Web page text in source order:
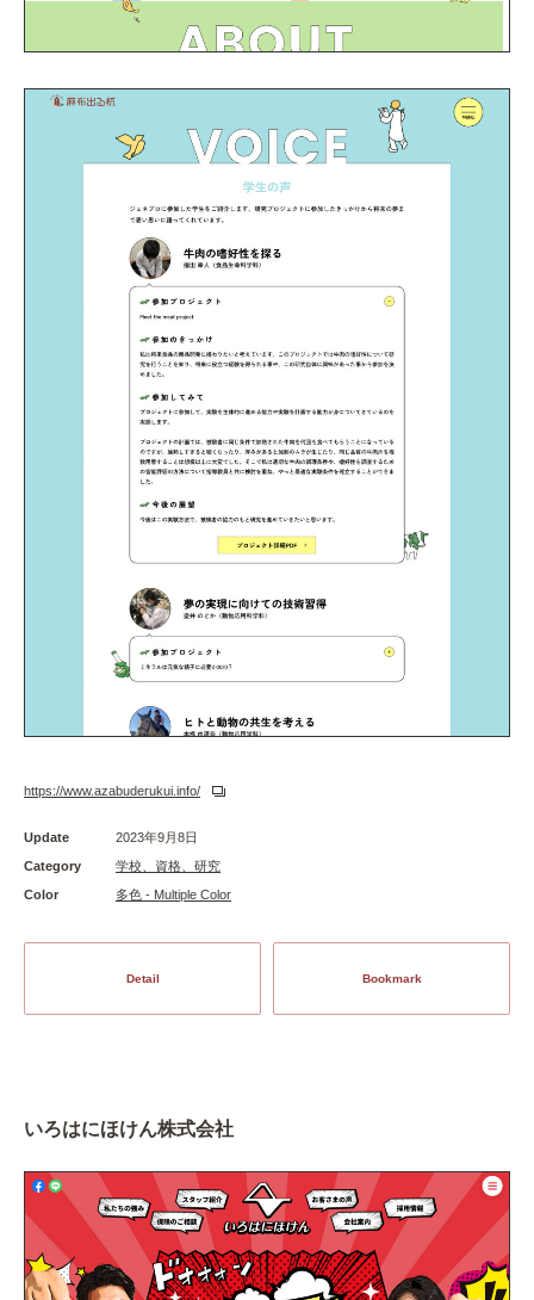
https://www.azabuderukui.info/
Update
2023年9月8日
Category
学校、資格、研究
Color
多色 - Multiple Color
Detail Bookmark
いろはにほけん株式会社